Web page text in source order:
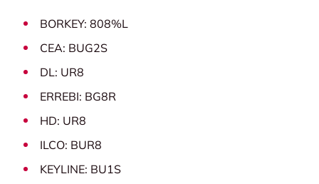
BORKEY: 808%L
CEA: BUG2S
DL: UR8
ERREBI: BG8R
HD: UR8
ILCO: BUR8
KEYLINE: BU1S